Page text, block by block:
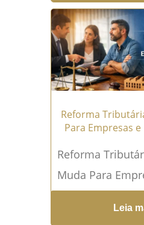
sobre o mesmo
gerador,...Leia
Reforma
Para Empresas
Reforma
Muda Para
Empresários? A
Tributária é, sem
Leia